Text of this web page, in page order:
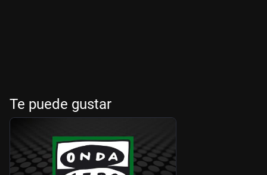
Te puede gustar